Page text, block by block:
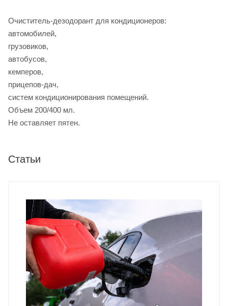
Очиститель-дезодорант для кондиционеров:
автомобилей,
грузовиков,
автобусов,
кемперов,
прицепов-дач,
систем кондиционирования помещений.
Объем 200/400 мл.
Не оставляет пятен.
Статьи